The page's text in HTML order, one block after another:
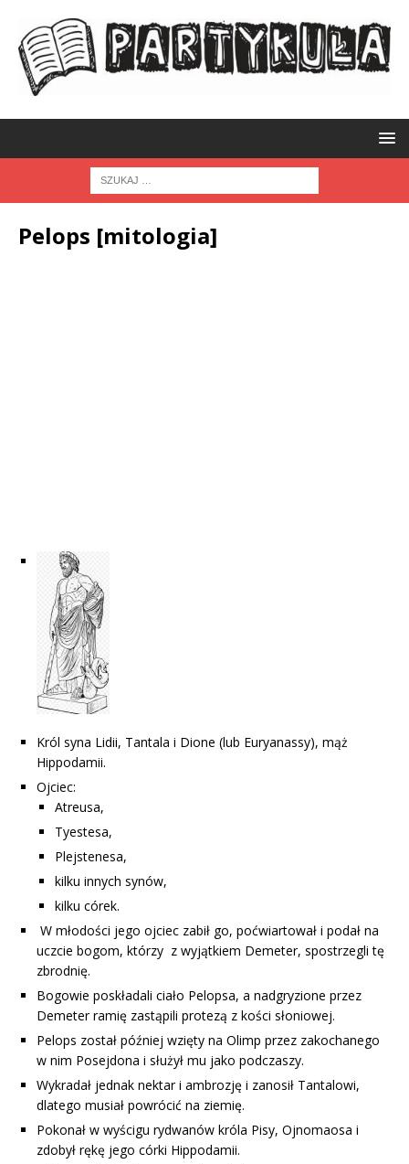
Pelops [mitologia]
Król syna Lidii, Tantala i Dione (lub Euryanassy), mąż
Hippodamii.
Ojciec:
Atreusa,
Tyestesa,
Plejstenesa,
kilku innych synów,
kilku córek.
W młodości jego ojciec zabił go, poćwiartował i podał na
uczcie bogom, którzy z wyjątkiem Demeter, spostrzegli tę
zbrodnię.
Bogowie poskładali ciało Pelopsa, a nadgryzione przez
Demeter ramię zastąpili protezą z kości słoniowej.
Pelops został później wzięty na Olimp przez zakochanego
w nim Posejdona i służył mu jako podczaszy.
Wykradał jednak nektar i ambrozję i zanosił Tantalowi,
dlatego musiał powrócić na ziemię.
Pokonał w wyścigu rydwanów króla Pisy, Ojnomaosa i
zdobył rękę jego córki Hippodamii.